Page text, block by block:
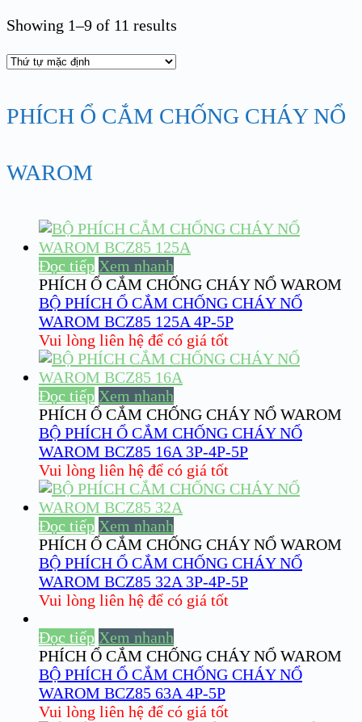
Showing 1–9 of 11 results
PHÍCH Ổ CẮM CHỐNG CHÁY NỔ
WAROM
Đọc tiếp Xem nhanh
PHÍCH Ổ CẮM CHỐNG CHÁY NỔ WAROM
BỘ PHÍCH Ổ CẮM CHỐNG CHÁY NỔ
WAROM BCZ85 125A 4P-5P
Vui lòng liên hệ để có giá tốt
Đọc tiếp Xem nhanh
PHÍCH Ổ CẮM CHỐNG CHÁY NỔ WAROM
BỘ PHÍCH Ổ CẮM CHỐNG CHÁY NỔ
WAROM BCZ85 16A 3P-4P-5P
Vui lòng liên hệ để có giá tốt
Đọc tiếp Xem nhanh
PHÍCH Ổ CẮM CHỐNG CHÁY NỔ WAROM
BỘ PHÍCH Ổ CẮM CHỐNG CHÁY NỔ
WAROM BCZ85 32A 3P-4P-5P
Vui lòng liên hệ để có giá tốt
Đọc tiếp Xem nhanh
PHÍCH Ổ CẮM CHỐNG CHÁY NỔ WAROM
BỘ PHÍCH Ổ CẮM CHỐNG CHÁY NỔ
WAROM BCZ85 63A 4P-5P
Vui lòng liên hệ để có giá tốt